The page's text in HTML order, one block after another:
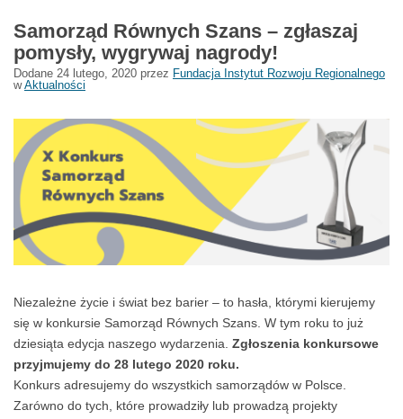
Samorząd Równych Szans – zgłaszaj
pomysły, wygrywaj nagrody!
Dodane 24 lutego, 2020 przez Fundacja Instytut Rozwoju Regionalnego
wAktualności
Niezależne życie i świat bez barier – to hasła, którymi kierujemy
się w konkursie Samorząd Równych Szans. W tym roku to już
dziesiąta edycja naszego wydarzenia. Zgłoszenia konkursowe
przyjmujemy do 28 lutego 2020 roku.
Konkurs adresujemy do wszystkich samorządów w Polsce.
Zarówno do tych, które prowadziły lub prowadzą projekty